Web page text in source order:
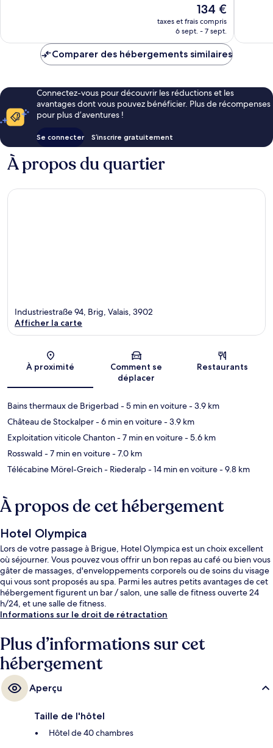
Le
nouveau
prix
de
134 €
taxes et frais compris
6 sept. - 7 sept.
Comparer des hébergements similaires
Connectez-vous pour découvrir les réductions et les
avantages dont vous pouvez bénéficier. Plus de récompenses
pour plus d’aventures !
Se connecter S’inscrire gratuitement
À propos du quartier
Carte
Industriestraße 94, Brig, Valais, 3902
Afficher la carte
À proximité
Comment se
déplacer
Restaurants
Bains thermaux de Brigerbad - 5 min en voiture- 3.9 km
Château de Stockalper- 6 min en voiture- 3.9 km
Exploitation viticole Chanton- 7 min en voiture- 5.6 km
Rosswald - 7 min en voiture- 7.0 km
Télécabine Mörel-Greich - Riederalp- 14 min en voiture- 9.8 km
À propos de cet hébergement
Hotel Olympica
Lors de votre passage à Brigue, Hotel Olympica est un choix excellent
où séjourner. Vous pouvez vous offrir un bon repas au café ou bien vous
gâter de massages, d'enveloppements corporels ou de soins du visage
qui vous sont proposés au spa. Parmi les autres petits avantages de cet
hébergement figurent un bar / salon, une salle de fitness ouverte 24
h/24, et une salle de fitness.
Informations sur le droit de rétractation
Plus d’informations sur cet
hébergement
Aperçu
Taille de l'hôtel
Hôtel de 40 chambres